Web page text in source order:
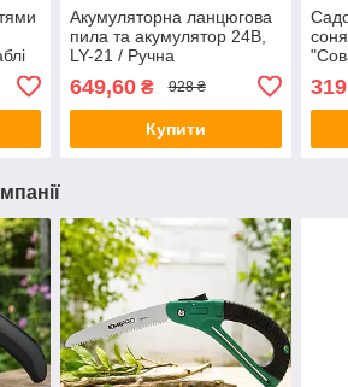
Акумуляторна ланцюгова
пила та акумулятор 24В,
LY-21 / Ручна
електропилка для саду /
Міні пила акумуляторна
649,60₴ 928 ₴
Купити
319